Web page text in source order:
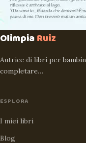
OlimpiaRuiz
Autrice di libri per
completare…
ESPLORA
I miei libri
Blog